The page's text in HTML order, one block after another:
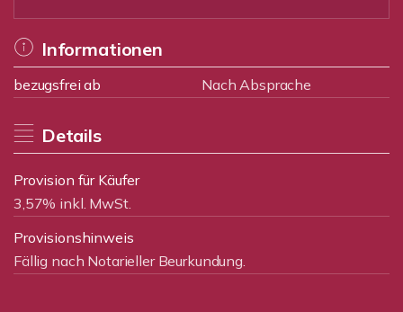
Informationen
bezugsfrei ab Nach Absprache
Details
Provision für Käufer
3,57% inkl. MwSt.
Provisionshinweis
Fällig nach Notarieller Beurkundung.